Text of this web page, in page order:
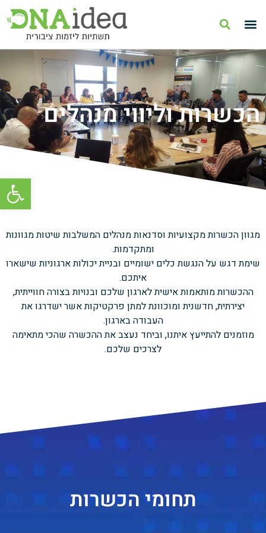
פתח
הכשרות וליווי מנהלים
מגוון הכשרות מקצועיות וסדנאות מנהלים המשלבות שיטות מגוונות
ומתקדמות.
שימת דגש על הנגשת כלים ישומיים ובניית יכולות ארגוניות שישארו
איתכם.
ההכשרות מותאמות אישית לארגון שלכם ובנויות בצורה חווייתית,
יצירתית, חדשנית ומוכוונת למתן פרקטיקות אשר ישדרגו את
העבודה בארגון.
מוזמנים להתייעץ איתנו, וביחד נעצב את ההכשרה שהכי מתאימה
לצרכים שלכם.
תחומי הכשרות